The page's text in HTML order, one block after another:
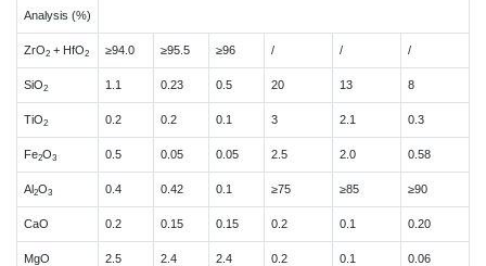
Analysis (%)
ZrO2+ HfO2 ≥94.0 ≥95.5 ≥96 / / /
SiO2 1.1 0.23 0.5 20 13 8
TiO2 0.2 0.2 0.1 3 2.1 0.3
Fe2O3 0.5 0.05 0.05 2.5 2.0 0.58
Al2O3 0.4 0.42 0.1 ≥75 ≥85 ≥90
CaO 0.2 0.15 0.15 0.2 0.1 0.20
MgO 2.5 2.4 2.4 0.2 0.1 0.06